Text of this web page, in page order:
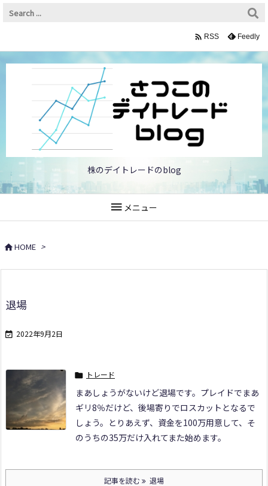
株のデイトレードのblog
メニュー
 RSS Feedly
HOME >
退場
 2022年9月2日
 トレード
まあしょうがないけど退場です。プレイドでまあ
ギリ8％だけど、後場寄りでロスカットとなるで
しょう。 とりあえず、資金を100万用意して、そ
のうちの35万だけ入れてまた始めます。
記事を読む 退場